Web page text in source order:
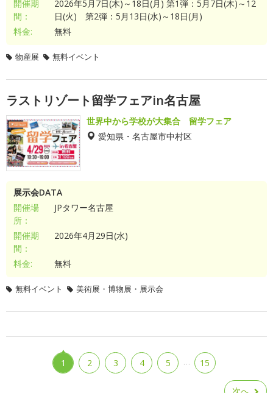
開催期
間：
2026年5月7日(木)～18日(月) 第1弾：5月7日(木)～12
日(火) 第2弾：5月13日(水)～18日(月)
料金:
無料
物産展 無料イベント
ラストリゾート留学フェアin名古屋
世界中から学校が大集合 留学フェア
愛知県・名古屋市中村区
展示会DATA
開催場
所：
JPタワー名古屋
開催期
間：
2026年4月29日(水)
料金: 無料
無料イベント 美術展・博物展・展示会
1 2 3 4 5 … 15